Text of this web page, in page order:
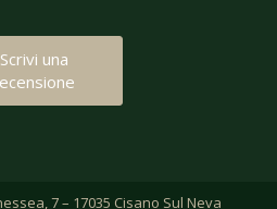
Scrivi una
7 – 17035 Cisano Sul Neva